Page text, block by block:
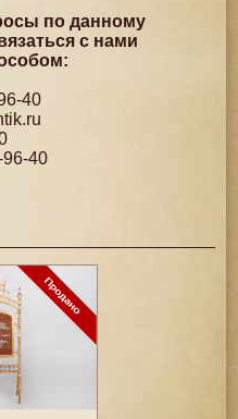
по данному
с нами
40
40